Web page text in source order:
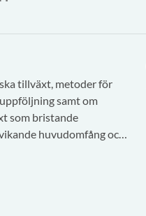
tillväxt, metoder för
samt om
som bristande
huvudomfång och